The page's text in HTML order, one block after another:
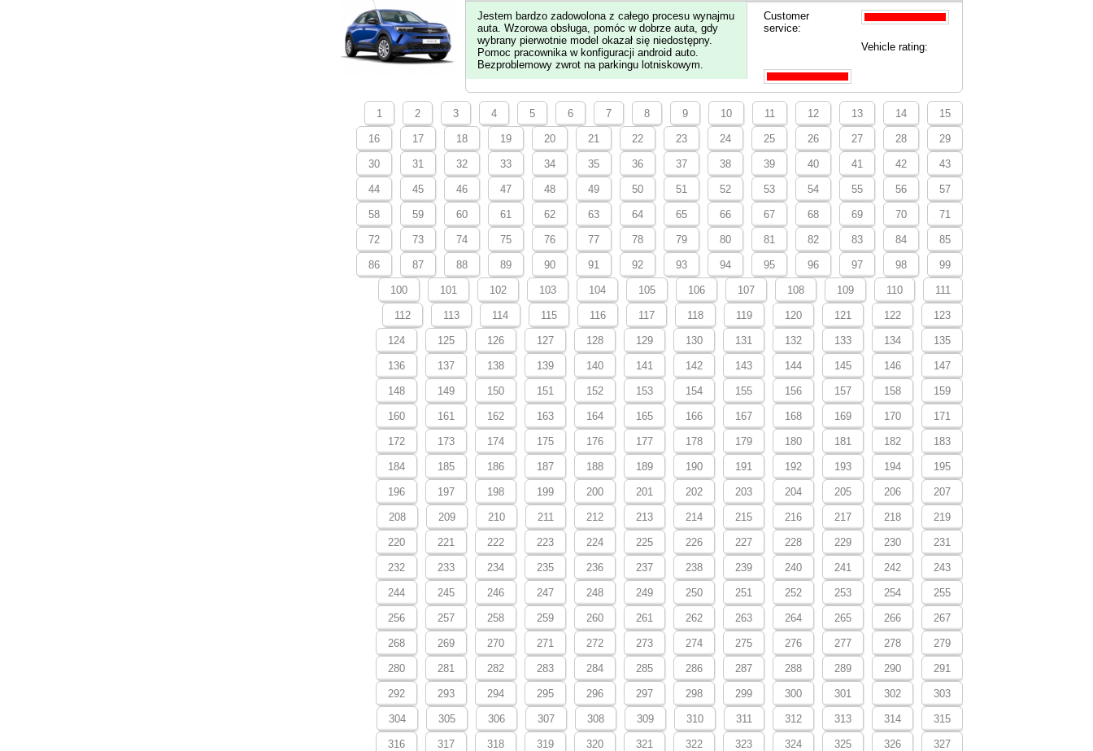
Jestem bardzo zadowolona z całego procesu wynajmu
auta. Wzorowa obsługa, pomóc w dobrze auta, gdy
wybrany pierwotnie model okazał się niedostępny.
Pomoc pracownika w konfiguracji android auto.
Bezproblemowy zwrot na parkingu lotniskowym.
Customer
service:
Vehicle rating:
1 2 3 4 5 6 7 8 9 10 11 12 13 14 15
16 17 18 19 20 21 22 23 24 25 26 27 28 29
30 31 32 33 34 35 36 37 38 39 40 41 42 43
44 45 46 47 48 49 50 51 52 53 54 55 56 57
58 59 60 61 62 63 64 65 66 67 68 69 70 71
72 73 74 75 76 77 78 79 80 81 82 83 84 85
86 87 88 89 90 91 92 93 94 95 96 97 98 99
100 101 102 103 104 105 106 107 108 109 110 111
112 113 114 115 116 117 118 119 120 121 122 123
124 125 126 127 128 129 130 131 132 133 134 135
136 137 138 139 140 141 142 143 144 145 146 147
148 149 150 151 152 153 154 155 156 157 158 159
160 161 162 163 164 165 166 167 168 169 170 171
172 173 174 175 176 177 178 179 180 181 182 183
184 185 186 187 188 189 190 191 192 193 194 195
196 197 198 199 200 201 202 203 204 205 206 207
208 209 210 211 212 213 214 215 216 217 218 219
220 221 222 223 224 225 226 227 228 229 230 231
232 233 234 235 236 237 238 239 240 241 242 243
244 245 246 247 248 249 250 251 252 253 254 255
256 257 258 259 260 261 262 263 264 265 266 267
268 269 270 271 272 273 274 275 276 277 278 279
280 281 282 283 284 285 286 287 288 289 290 291
292 293 294 295 296 297 298 299 300 301 302 303
304 305 306 307 308 309 310 311 312 313 314 315
316 317 318 319 320 321 322 323 324 325 326 327